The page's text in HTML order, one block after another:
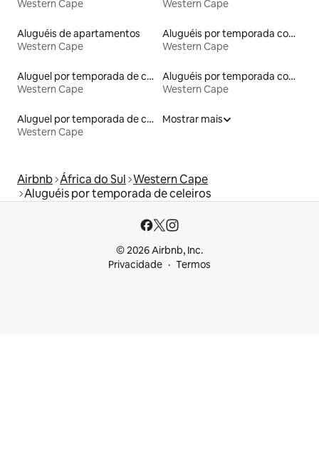
Western Cape
Western Cape
Aluguéis de apartamentos
Western Cape
Aluguéis por temporada com café da manhã
Western Cape
Aluguel por temporada de casas de veraneio
Western Cape
Aluguéis por temporada com banheiro para PCD
Western Cape
Aluguel por temporada de casas na terra
Western Cape
Mostrar mais
Airbnb África do Sul Western Cape
Aluguéis por temporada de celeiros
© 2026 Airbnb, Inc.
Privacidade
Termos